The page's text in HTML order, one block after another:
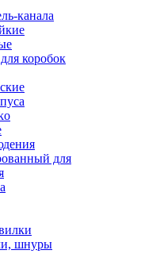
канала
коробок
для
шнуры